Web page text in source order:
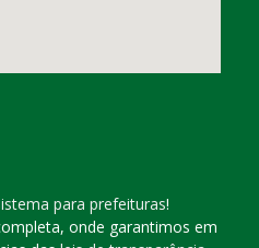
para prefeituras!
onde garantimos em